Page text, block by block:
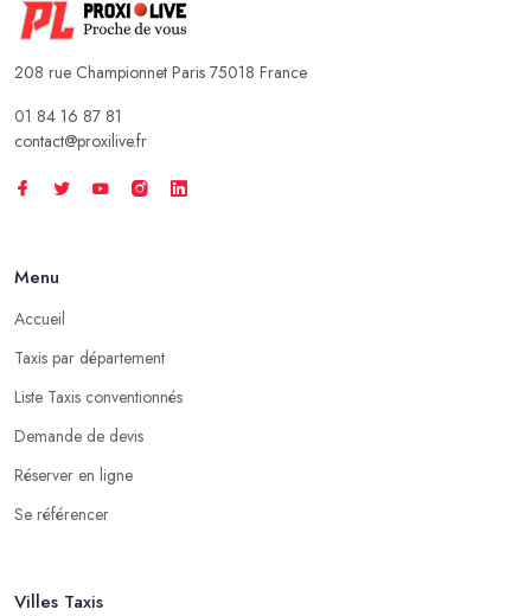
208 rue Championnet Paris 75018 France
01 84 16 87 81
contact@proxilive.fr
Menu
Accueil
Taxis par département
Liste Taxis conventionnés
Demande de devis
Réserver en ligne
Se référencer
Villes Taxis